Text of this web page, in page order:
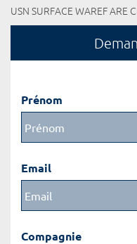
USN SURFACE WAREF ARE
Prénom
Email
Compagnie